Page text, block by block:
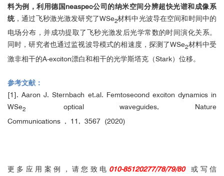
料为例，利用德国neaspec公司的纳米空间分辨超快光谱和成像系
统，通过飞秒激光激发研究了WSe2材料中光波导在空间和时间中的
电场分布，并成功提取了飞秒光激发后光学常数的时间演化关系。
同时，研究者也通过监视波导模式的相速度，探测了WSe2材料中受
激非相干的A-exciton漂白和相干的光学斯塔克（Stark）位移。
参考文献：
[1]. Aaron J. Sternbach et.al. Femtosecond exciton dynamics in
WSe2 optical waveguides, Nature
Communications , 11, 3567 (2020)
更多应用案例，请您致电 010-85120277/78/79/80或写信
● S. Dai et al.,Nat. Commun.2015,6, 6963.
● A. Woessner et al.,Nat. Mater.2014,14, 421.
● P. Alonso-González et al.,Science2014,344, 1369.
● S. Dai et al.,Science2014,343, 1125.
● P. Li et al.,Nano Lett.2014,14, 4400.
● M. Wagner et al.,
● M. Schnell et al.,Nat. Commun.2013,5, 3499.
● J. Chen et al.,Nano Lett. 13, 6210.
● Z. Fei et al.,Nat. Nanotechnol.2012,